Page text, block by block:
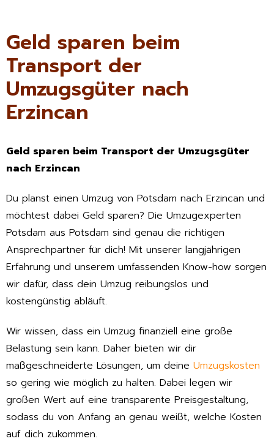
Geld sparen beim
Transport der
Umzugsgüter nach
Erzincan
Geld sparen beim Transport der Umzugsgüter
nach Erzincan
Du planst einen Umzug von Potsdam nach Erzincan und
möchtest dabei Geld sparen? Die Umzugexperten
Potsdam aus Potsdam sind genau die richtigen
Ansprechpartner für dich! Mit unserer langjährigen
Erfahrung und unserem umfassenden Know-how sorgen
wir dafür, dass dein Umzug reibungslos und
kostengünstig abläuft.
Wir wissen, dass ein Umzug finanziell eine große
Belastung sein kann. Daher bieten wir dir
maßgeschneiderte Lösungen, um deine Umzugskosten
so gering wie möglich zu halten. Dabei legen wir
großen Wert auf eine transparente Preisgestaltung,
sodass du von Anfang an genau weißt, welche Kosten
auf dich zukommen.